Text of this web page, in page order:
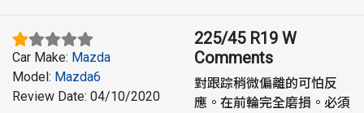
Car Make: Mazda
Model: Mazda6
Review Date: 04/10/2020
225/45 R19 W
Comments
對跟踪稍微偏離的可怕反
應。在前輪完全磨損。必須